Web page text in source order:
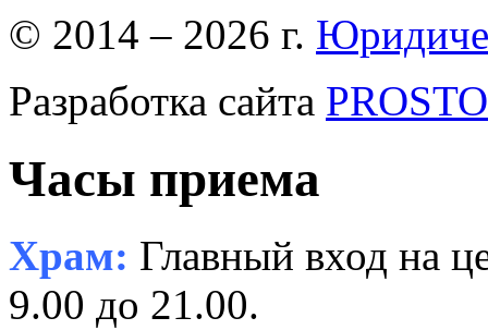
© 2014 – 2026 г.
Разработка сайта
Часы приема
Храм: Главный вход на
9.00 до 21.00.